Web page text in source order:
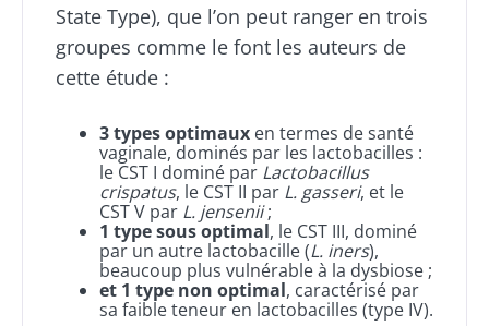
State Type), que l’on peut ranger en trois
groupes comme le font les auteurs de
cette étude :
3 types optimaux en termes de santé
vaginale, dominés par les lactobacilles :
le CST I dominé par Lactobacillus
crispatus, le CST II par L. gasseri, et le
CST V par L. jensenii;
1 type sous optimal, le CST III, dominé
par un autre lactobacille (L. iners),
beaucoup plus vulnérable à la dysbiose ;
et 1 type non optimal, caractérisé par
sa faible teneur en lactobacilles (type IV).